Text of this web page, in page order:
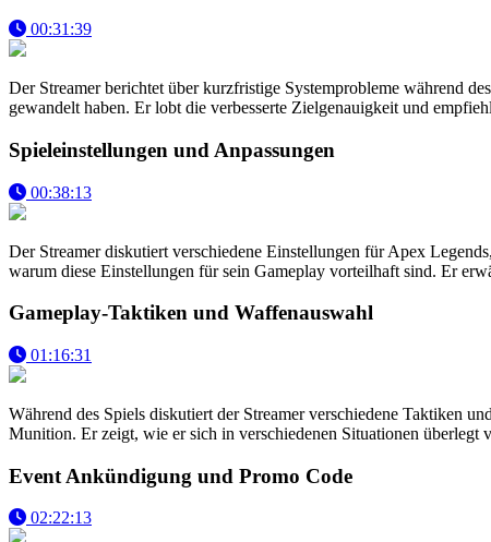
00:31:39
Der Streamer berichtet über kurzfristige Systemprobleme während
gewandelt haben. Er lobt die verbesserte Zielgenauigkeit und
Spieleinstellungen und Anpassungen
00:38:13
Der Streamer diskutiert verschiedene Einstellungen für Apex
warum diese Einstellungen für sein Gameplay vorteilhaft sind. Er
Gameplay-Taktiken und Waffenauswahl
01:16:31
Während des Spiels diskutiert der Streamer verschiedene Taktiken
Munition. Er zeigt, wie er sich in verschiedenen Situationen
Event Ankündigung und Promo Code
02:22:13